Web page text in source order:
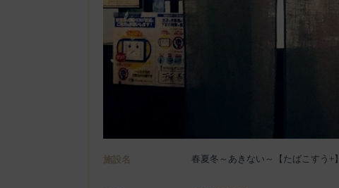
施設名 春夏冬～あきない～【たばこすう+】